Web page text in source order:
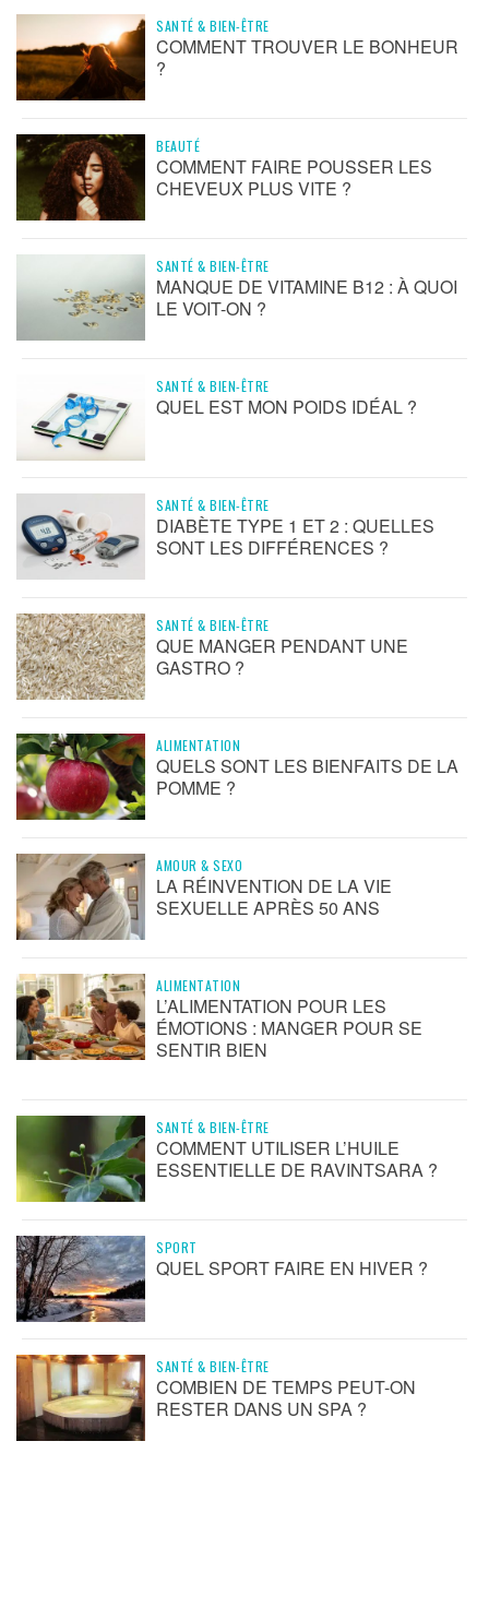
SANTÉ & BIEN-ÊTRE
COMMENT TROUVER LE BONHEUR
?
BEAUTÉ
COMMENT FAIRE POUSSER LES
CHEVEUX PLUS VITE ?
SANTÉ & BIEN-ÊTRE
MANQUE DE VITAMINE B12 : À QUOI
LE VOIT-ON ?
SANTÉ & BIEN-ÊTRE
QUEL EST MON POIDS IDÉAL ?
SANTÉ & BIEN-ÊTRE
DIABÈTE TYPE 1 ET 2 : QUELLES
SONT LES DIFFÉRENCES ?
SANTÉ & BIEN-ÊTRE
QUE MANGER PENDANT UNE
GASTRO ?
ALIMENTATION
QUELS SONT LES BIENFAITS DE LA
POMME ?
AMOUR & SEXO
LA RÉINVENTION DE LA VIE
SEXUELLE APRÈS 50 ANS
ALIMENTATION
L’ALIMENTATION POUR LES
ÉMOTIONS : MANGER POUR SE
SENTIR BIEN
SANTÉ & BIEN-ÊTRE
COMMENT UTILISER L’HUILE
ESSENTIELLE DE RAVINTSARA ?
SPORT
QUEL SPORT FAIRE EN HIVER ?
SANTÉ & BIEN-ÊTRE
COMBIEN DE TEMPS PEUT-ON
RESTER DANS UN SPA ?